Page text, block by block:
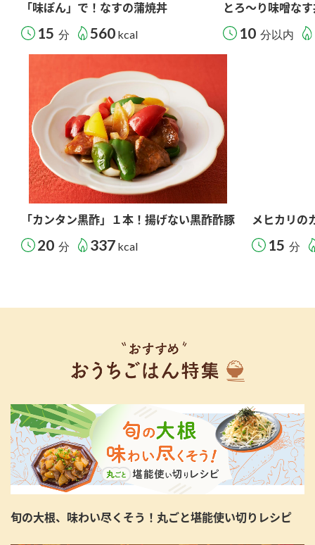
「味ぽん」で！なすの蒲焼丼
15 分 560 kcal
とろ～り味噌な
10 分以内
「カンタン黒酢」１本！揚げない黒酢酢豚
20 分 337 kcal
メヒカリの
15 分
旬の大根、味わい尽くそう！丸ごと堪能使い切りレシピ